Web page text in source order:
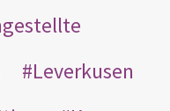
Leverkusen